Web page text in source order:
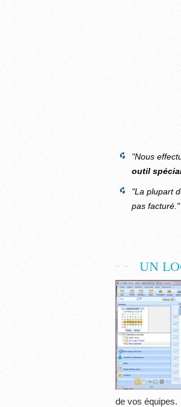
"Nous
outil
"La plupart
pas facturé."
UN
de vos équipes.